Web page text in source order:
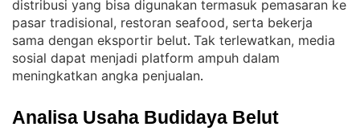
distribusi yang bisa digunakan termasuk pemasaran ke
pasar tradisional, restoran seafood, serta bekerja
sama dengan eksportir belut. Tak terlewatkan, media
sosial dapat menjadi platform ampuh dalam
meningkatkan angka penjualan.
Analisa Usaha Budidaya Belut